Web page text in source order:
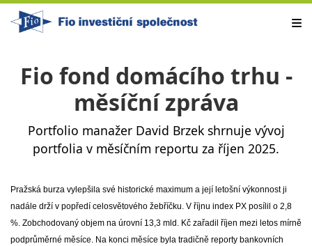
Fio fond domácího trhu -
měsíční zpráva
Portfolio manažer David Brzek shrnuje vývoj
portfolia v měsíčním reportu za říjen 2025.
Pražská burza vylepšila své historické maximum a její letošní výkonnost ji
nadále drží v popředí celosvětového žebříčku. V říjnu index PX posílil o 2,8
%. Zobchodovaný objem na úrovní 13,3 mld. Kč zařadil říjen mezi letos mírně
podprůměrné měsíce. Na konci měsíce byla tradičně reporty bankovních